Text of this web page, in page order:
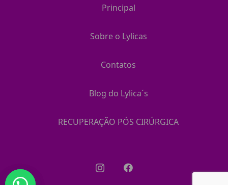
Principal
Sobre o Lylicas
Contatos
Blog do Lylica´s
RECUPERAÇÃO PÓS CIRÚRGICA